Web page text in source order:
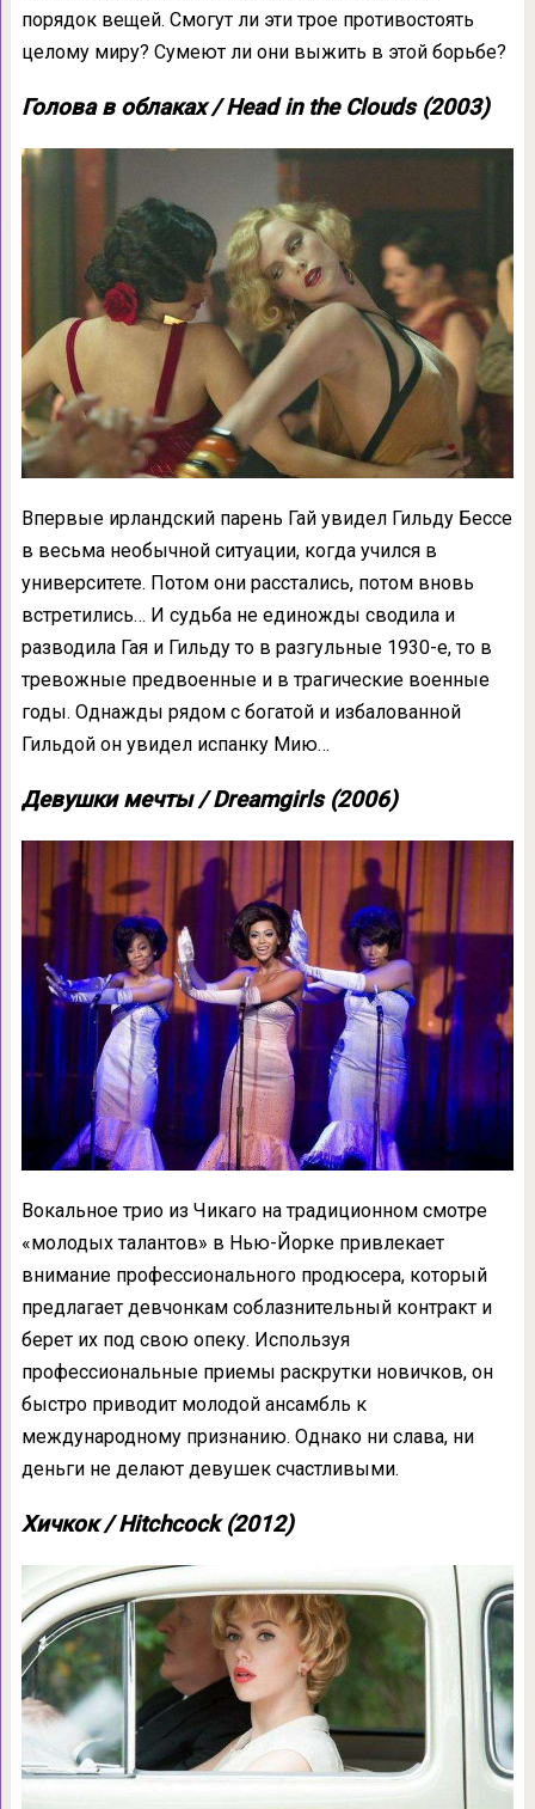
порядок вещей. Смогут ли эти трое противостоять
целому миру? Сумеют ли они выжить в этой борьбе?
Голова в облаках / Head in the Clouds (2003)
Впервые ирландский парень Гай увидел Гильду Бессе
в весьма необычной ситуации, когда учился в
университете. Потом они расстались, потом вновь
встретились… И судьба не единожды сводила и
разводила Гая и Гильду то в разгульные 1930-е, то в
тревожные предвоенные и в трагические военные
годы. Однажды рядом с богатой и избалованной
Гильдой он увидел испанку Мию…
Девушки мечты / Dreamgirls (2006)
Вокальное трио из Чикаго на традиционном смотре
«молодых талантов» в Нью-Йорке привлекает
внимание профессионального продюсера, который
предлагает девчонкам соблазнительный контракт и
берет их под свою опеку. Используя
профессиональные приемы раскрутки новичков, он
быстро приводит молодой ансамбль к
международному признанию. Однако ни слава, ни
деньги не делают девушек счастливыми.
Хичкок / Hitchcock (2012)